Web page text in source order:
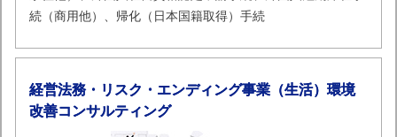
続（商用他）、帰化（日本国籍取得）手続
経営法務・リスク・エンディング事業（生活）環境
改善コンサルティング